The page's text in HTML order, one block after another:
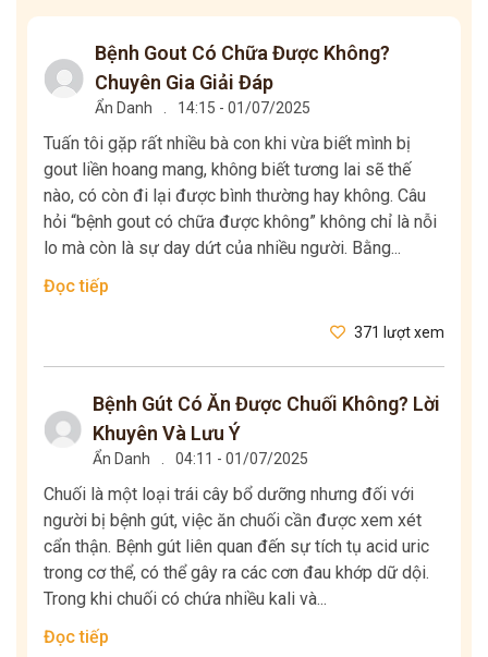
Bệnh Gout Có Chữa Được Không?
Chuyên Gia Giải Đáp
Ẩn Danh 14:15 - 01/07/2025
Tuấn tôi gặp rất nhiều bà con khi vừa biết mình bị
gout liền hoang mang, không biết tương lai sẽ thế
nào, có còn đi lại được bình thường hay không. Câu
hỏi “bệnh gout có chữa được không” không chỉ là nỗi
lo mà còn là sự day dứt của nhiều người. Bằng...
Đọc tiếp
371 lượt xem
Bệnh Gút Có Ăn Được Chuối Không? Lời
Khuyên Và Lưu Ý
Ẩn Danh 04:11 - 01/07/2025
Chuối là một loại trái cây bổ dưỡng nhưng đối với
người bị bệnh gút, việc ăn chuối cần được xem xét
cẩn thận. Bệnh gút liên quan đến sự tích tụ acid uric
trong cơ thể, có thể gây ra các cơn đau khớp dữ dội.
Trong khi chuối có chứa nhiều kali và...
Đọc tiếp